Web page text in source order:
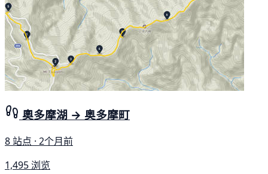
奧多摩湖 → 奥多摩町
8 站点 · 2个月前
1,495 浏览